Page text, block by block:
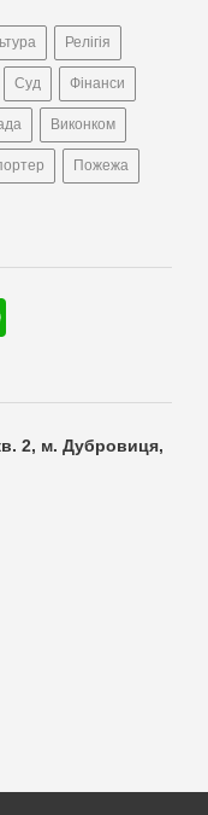
Релігія
Суд Фінанси
Виконком
Пожежа
2, м. Дубровиця,